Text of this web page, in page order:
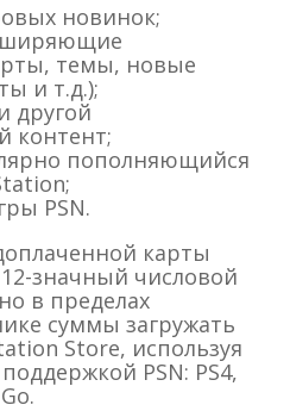
новинок;
темы, новые
и т.д.);
другой
контент;
пополняющийся
PSN.
карты
значный числовой
в пределах
суммы загружать
Store, используя
PSN: PS4,